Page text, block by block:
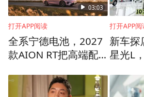
03:03
打开APP阅读
全系宁德电池，2027
款AION RT把高端配
打开APP阅
新车探
星光L